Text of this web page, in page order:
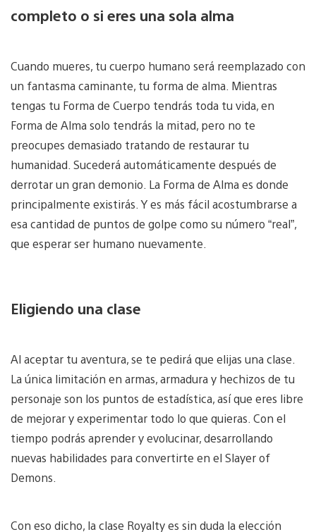
completo o si eres una sola alma
Cuando mueres, tu cuerpo humano será reemplazado con
un fantasma caminante, tu forma de alma. Mientras
tengas tu Forma de Cuerpo tendrás toda tu vida, en
Forma de Alma solo tendrás la mitad, pero no te
preocupes demasiado tratando de restaurar tu
humanidad. Sucederá automáticamente después de
derrotar un gran demonio. La Forma de Alma es donde
principalmente existirás. Y es más fácil acostumbrarse a
esa cantidad de puntos de golpe como su número “real”,
que esperar ser humano nuevamente.
Eligiendo una clase
Al aceptar tu aventura, se te pedirá que elijas una clase.
La única limitación en armas, armadura y hechizos de tu
personaje son los puntos de estadística, así que eres libre
de mejorar y experimentar todo lo que quieras. Con el
tiempo podrás aprender y evolucinar, desarrollando
nuevas habilidades para convertirte en el Slayer of
Demons.
Con eso dicho, la clase Royalty es sin duda la elección